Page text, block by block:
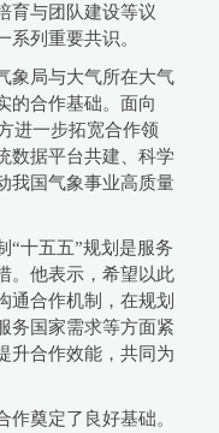
育与团队建设等议
列重要共识。
象局与大气所在大气
的合作基础。面向
进一步拓宽合作领
数据平台共建、科学
我国气象事业高质量
“十五五”规划是服务
。他表示，希望以此
通合作机制，在规划
务国家需求等方面紧
升合作效能，共同为
作奠定了良好基础。